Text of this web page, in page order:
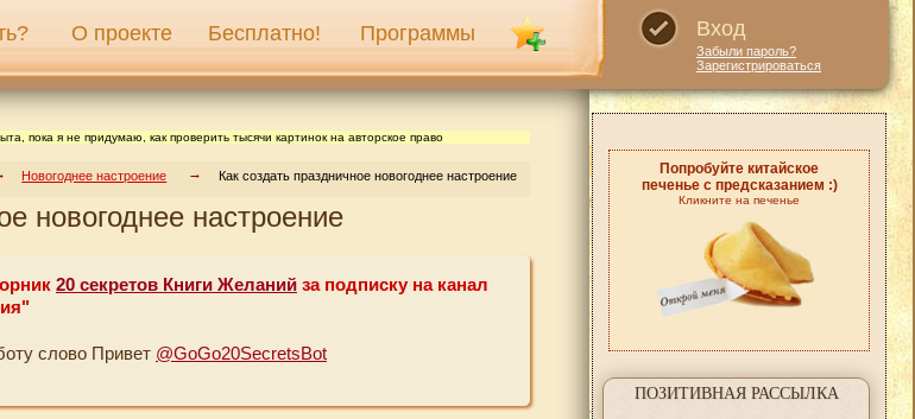
О проекте Бесплатно! Программы Вход
Забыли пароль?
Зарегистрироваться
пока я не придумаю, как проверить тысячи картинок на авторское право
Новогоднее настроение Как создать праздничное новогоднее настроение
новогоднее настроение
20 секретов Книги Желаний за подписку на канал
слово Привет @GoGo20SecretsBot
Попробуйте китайское
печенье с предсказанием :)
Кликните на печенье
ПОЗИТИВНАЯ РАССЫЛКА